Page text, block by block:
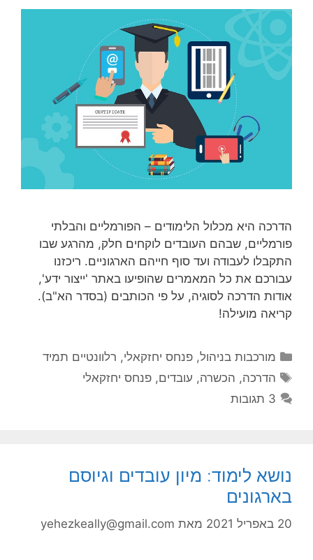
הדרכה היא מכלול הלימודים – הפורמליים והבלתי
פורמליים, שבהם העובדים לוקחים חלק, מהרגע שבו
התקבלו לעבודה ועד סוף חייהם הארגוניים. ריכזנו
עבורכם את כל המאמרים שהופיעו באתר 'ייצור ידע',
אודות הדרכה לסוגיה, על פי הכותבים (בסדר הא"ב).
קריאה מועילה!
קטגוריות
מורכבות בניהול,פנחס יחזקאלי, רלוונטיים תמיד
תגיות
הדרכה, הכשרה, עובדים,פנחס יחזקאלי
3 תגובות
נושא לימוד: מיון עובדים וגיוסם
בארגונים
20 באפריל 2021 מאת yehezkeally@gmail.com